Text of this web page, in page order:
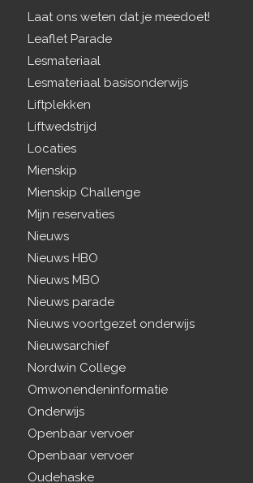
Laat ons weten dat je meedoet!
Leaflet Parade
Lesmateriaal
Lesmateriaal basisonderwijs
Liftplekken
Liftwedstrijd
Locaties
Mienskip
Mienskip Challenge
Mijn reservaties
Nieuws
Nieuws HBO
Nieuws MBO
Nieuws parade
Nieuws voortgezet onderwijs
Nieuwsarchief
Nordwin College
Omwonendeninformatie
Onderwijs
Openbaar vervoer
Openbaar vervoer
Oudehaske